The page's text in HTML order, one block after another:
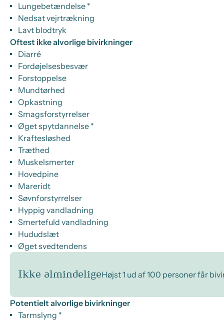
Lungebetændelse *
Nedsat vejrtrækning
Lavt blodtryk
Oftest ikke alvorlige bivirkninger
Diarré
Fordøjelsesbesvær
Forstoppelse
Mundtørhed
Opkastning
Smagsforstyrrelser
Øget spytdannelse *
Kraftesløshed
Træthed
Muskelsmerter
Hovedpine
Mareridt
Søvnforstyrrelser
Hyppig vandladning
Smertefuld vandladning
Hududslæt
Øget svedtendens
Ikke almindeligeHøjst 1 ud af 100 personer får
Potentielt alvorlige bivirkninger
Tarmslyng *